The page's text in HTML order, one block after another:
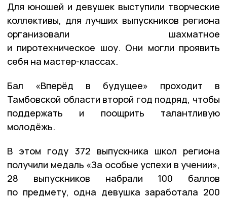
Для юношей и девушек выступили творческие
коллективы, для лучших выпускников региона
организовали шахматное
и пиротехническое шоу. Они могли проявить
себя на мастер-классах.
Бал «Вперёд в будущее» проходит в
Тамбовской области второй год подряд, чтобы
поддержать и поощрить талантливую
молодёжь.
В этом году 372 выпускника школ региона
получили медаль «За особые успехи в учении»,
28 выпускников набрали 100 баллов
по предмету, одна девушка заработала 200